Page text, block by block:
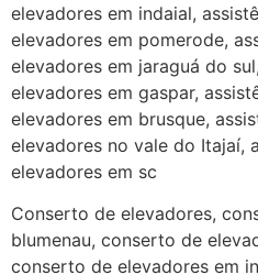
elevadores em indaial,
elevadores em pomerode,
elevadores em jaraguá do
elevadores em gaspar,
elevadores em brusque,
elevadores no vale do Itajaí,
elevadores em sc
Conserto de elevadores,
blumenau, conserto de
conserto de elevadores em